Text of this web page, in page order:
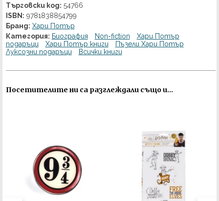
Търговски код: 54766
ISBN: 9781838854799
Бранд: Хари Потър
Категория: Биография Non-fiction
Хари Потър
подаръци
Хари Потър книги
Пъзели Хари Потър
Луксозни подаръци
Всички книги
Посетителите ни са разглеждали също и...